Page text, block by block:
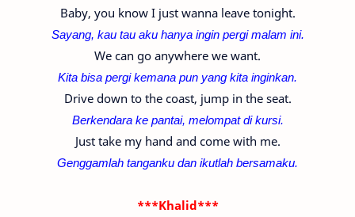
Baby, you know I just wanna leave tonight.
Sayang, kau tau aku hanya ingin pergi malam ini.
We can go anywhere we want.
Kita bisa pergi kemana pun yang kita inginkan.
Drive down to the coast, jump in the seat.
Berkendara ke pantai, melompat di kursi.
Just take my hand and come with me.
Genggamlah tanganku dan ikutlah bersamaku.
***Khalid***